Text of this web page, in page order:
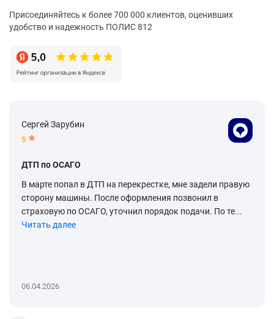
Присоединяйтесь к более 700 000 клиентов, оценивших
удобство и надежность ПОЛИС 812
Сергей Зарубин
5
ДТП по ОСАГО
В марте попал в ДТП на перекрестке, мне задели правую
сторону машины. После оформления позвонил в
страховую по ОСАГО, уточнил порядок подачи. По те...
Читать далее
06.04.2026